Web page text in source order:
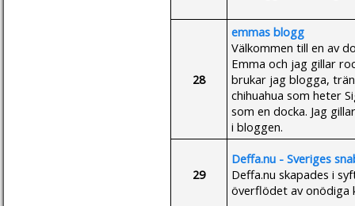
28
emmas blogg
Välkommen till en av
Emma och jag gillar
brukar jag blogga,
chihuahua som heter
som en docka. Jag
i bloggen.
29
Deffa.nu - Sveriges
Deffa.nu skapades i
överflödet av